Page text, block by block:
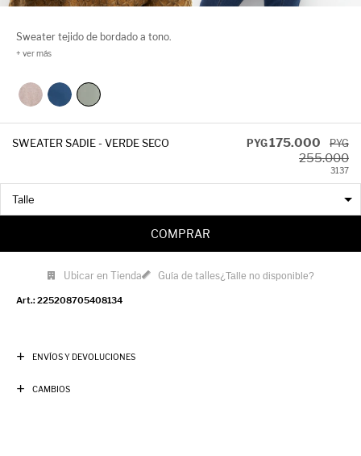
Sweater tejido de bordado a tono.
SWEATER SADIE - VERDE SECO PYG175.000 PYG
255.000
3137
COMPRAR
Ubicar en Tienda Guía de talles¿Talle no disponible?
225208705408134
ENVÍOS Y DEVOLUCIONES
CAMBIOS